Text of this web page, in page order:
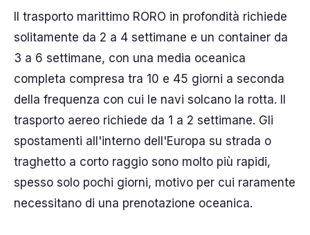
Il trasporto marittimo RORO in profondità richiede
solitamente da 2 a 4 settimane e un container da
3 a 6 settimane, con una media oceanica
completa compresa tra 10 e 45 giorni a seconda
della frequenza con cui le navi solcano la rotta. Il
trasporto aereo richiede da 1 a 2 settimane. Gli
spostamenti all'interno dell'Europa su strada o
traghetto a corto raggio sono molto più rapidi,
spesso solo pochi giorni, motivo per cui raramente
necessitano di una prenotazione oceanica.